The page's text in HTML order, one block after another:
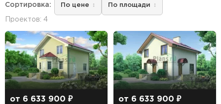
Сортировка: По цене По площади
Проектов: 4
от 6 633 900 ₽ от 6 633 900 ₽
Этажность
2 этажные дома
3 этажные дома
Тип кровли